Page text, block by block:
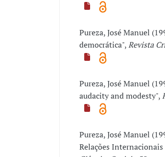
Pureza, José Manuel
democrática",Revista
Pureza, José Manuel
audacity and modesty",
Pureza, José Manuel
Relações